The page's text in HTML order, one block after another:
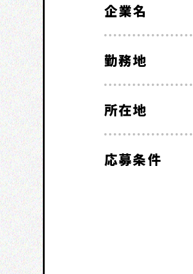
企業名
勤務地
所在地
応募条件